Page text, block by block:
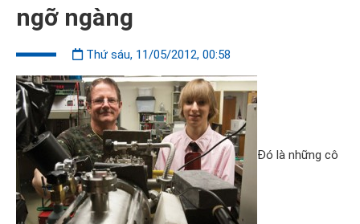
ngỡ ngàng
Thứ sáu, 11/05/2012, 00:58
Đó là những cô